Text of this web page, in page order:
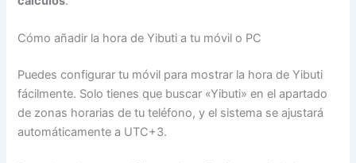
Cómo añadir la hora de Yibuti a tu móvil o PC
Puedes configurar tu móvil para mostrar la hora de Yibuti
fácilmente. Solo tienes que buscar «Yibuti» en el apartado
de zonas horarias de tu teléfono, y el sistema se ajustará
automáticamente a UTC+3.